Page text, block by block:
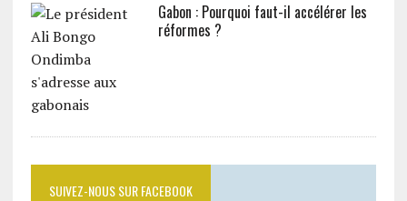
Gabon : Pourquoi faut-il accélérer les
réformes ?
SUIVEZ-NOUS SUR FACEBOOK